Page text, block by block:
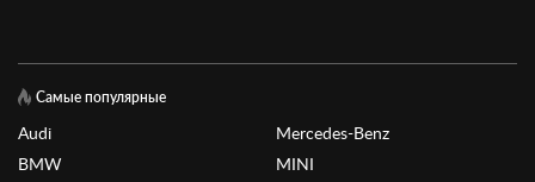
Самые популярные
Audi
BMW
Mercedes-Benz
MINI